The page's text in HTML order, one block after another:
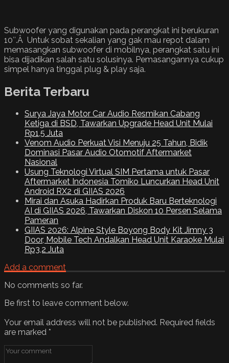
Subwoofer yang digunakan pada perangkat ini berukuran
10″.Â Untuk sobat sekalian yang gak mau repot dalam
memasangkan subwoofer di mobilnya, perangkat satu ini
bisa dijadikan salah satu solusinya. Pemasangannya cukup
simpel hanya tinggal plug & play saja.
Berita Terbaru
Surya Jaya Motor Car Audio Resmikan Cabang
Ketiga di BSD, Tawarkan Upgrade Head Unit Mulai
Rp1,5 Juta
Venom Audio Perkuat Visi Menuju 25 Tahun, Bidik
Dominasi Pasar Audio Otomotif Aftermarket
Nasional
Usung Teknologi Virtual SIM Pertama untuk Pasar
Aftermarket Indonesia Tomiko Luncurkan Head Unit
Android RX2 di GIIAS 2026
Mirai dan Asuka Hadirkan Produk Baru Berteknologi
AI di GIIAS 2026, Tawarkan Diskon 10 Persen Selama
Pameran
GIIAS 2026: Alpine Style Boyong Body Kit Jimny 3
Door, Mobile Tech Andalkan Head Unit Karaoke Mulai
Rp3,2 Juta
Add a comment
No comments so far.
Be first to leave comment below.
Your email address will not be published. Required fields
are marked *